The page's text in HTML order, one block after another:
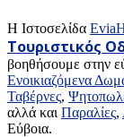
H Ιστοσελίδα
Τουριστικός
βοηθήσουμε στην
Ενοικιαζόμενα
Ταβέρνες,
αλλά και Παραλίες,
Εύβοια.